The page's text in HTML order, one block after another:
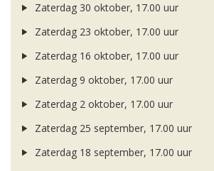
Zaterdag 30 oktober, 17.00 uur
Zaterdag 23 oktober, 17.00 uur
Zaterdag 16 oktober, 17.00 uur
Zaterdag 9 oktober, 17.00 uur
Zaterdag 2 oktober, 17.00 uur
Zaterdag 25 september, 17.00 uur
Zaterdag 18 september, 17.00 uur